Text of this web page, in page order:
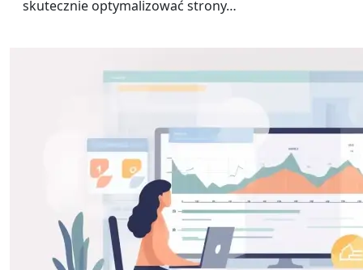
skutecznie optymalizować strony…